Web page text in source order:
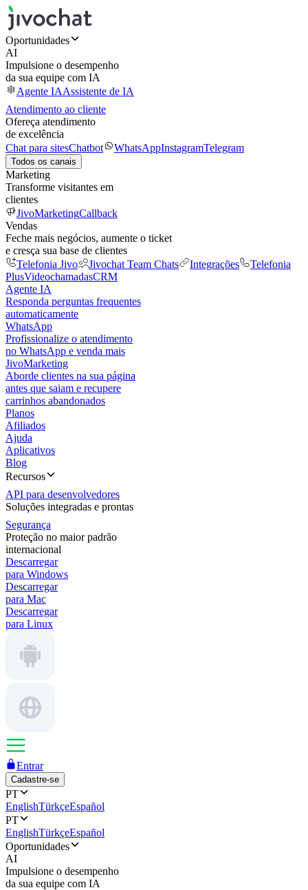
Oportunidades
AI
Impulsione o desempenho
da sua equipe com IA
Agente IAAssistente de IA
Atendimento ao cliente
Ofereça atendimento
de excelência
Chat para sitesChatbot WhatsAppInstagramTelegram
Todos os canais
Marketing
Transforme visitantes em
clientes
JivoMarketingCallback
Vendas
Feche mais negócios, aumente o ticket
e cresça sua base de clientes
Telefonia Jivo
Jivochat Team Chats Integrações
Telefonia
PlusVideochamadasCRM
Agente IA
Responda perguntas frequentes
automaticamente
WhatsApp
Profissionalize o atendimento
no WhatsApp e venda mais
JivoMarketing
Aborde clientes na sua página
antes que saiam e recupere
carrinhos abandonados
Planos
Afiliados
Ajuda
Aplicativos
Blog
Recursos
API para desenvolvedores
Soluções integradas e prontas
Segurança
Proteção no maior padrão
internacional
Descarregar
para Windows
Descarregar
para Mac
Descarregar
para Linux
Entrar
Cadastre-se
PT
EnglishTürkçeEspañol
PT
EnglishTürkçeEspañol
Oportunidades
AI
Impulsione o desempenho
da sua equipe com IA